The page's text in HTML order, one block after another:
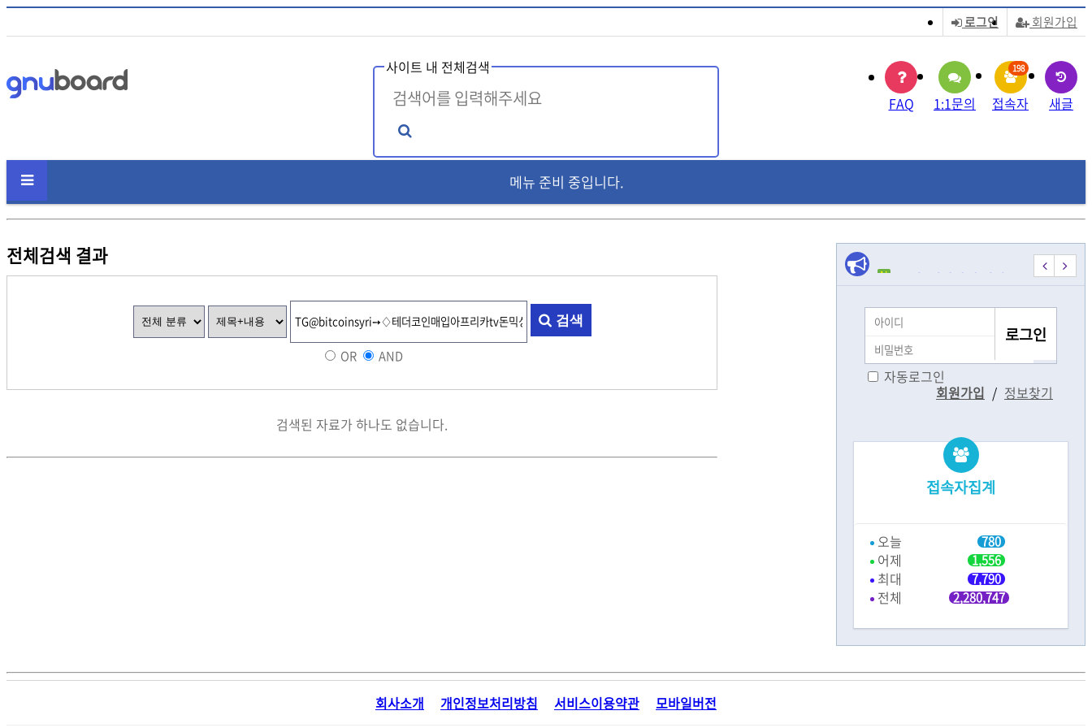
회원가입
로그인
사이트 내 전체검색
TG@tetherzon tg@bitcoinsyri
텔레@koreatalk77
텔레그램@tetherzon ī
FAQ 1:1문의 접속자
198
새글
메뉴 준비 중입니다.
전체검색 결과
검색
OR AND
검색된 자료가 하나도 없습니다.
[모집] 시각장애 여성 … N [모집] 시각장애 여성 … 시각장
자동로그인
회원가입 / 정보찾기
접속자집계
오늘 780
어제 1,556
최대 7,790
전체 2,280,747
회사소개 개인정보처리방침 서비스이용약관 모바일버전